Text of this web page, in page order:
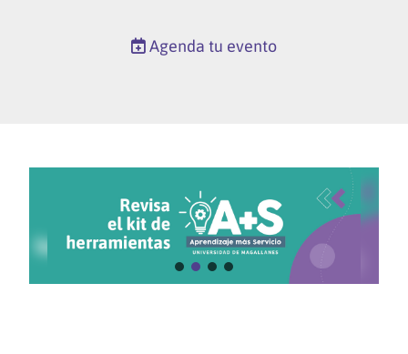
Agenda tu evento